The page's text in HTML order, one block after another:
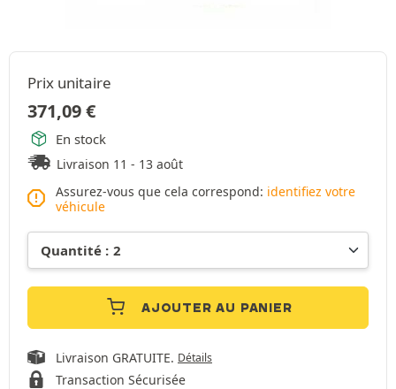
Prix unitaire
371,09€
En stock
Livraison 11 - 13 août
Assurez-vous que cela correspond: identifiez votre
véhicule
AJOUTER AU PANIER
Livraison GRATUITE. Détails
Transaction Sécurisée